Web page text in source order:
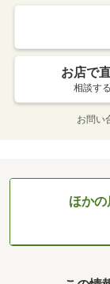
お店で
相談する
お問い
ほかの